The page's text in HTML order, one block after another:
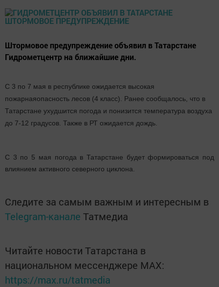
Штормовое предупреждение объявил в Татарстане
Гидрометцентр на ближайшие дни.
С 3 по 7 мая в республике ожидается высокая
пожарнаяопасность лесов (4 класс). Ранее сообщалось, что в
Татарстане ухудшится погода и понизится температура воздуха
до 7-12 градусов. Также в РТ ожидается дождь.
С 3 по 5 мая погода в Татарстане будет формироваться под
влиянием активного северного циклона.
Следите за самым важным и интересным в
Telegram-канале Татмедиа
Читайте новости Татарстана в
национальном мессенджере MАХ:
https://max.ru/tatmedia